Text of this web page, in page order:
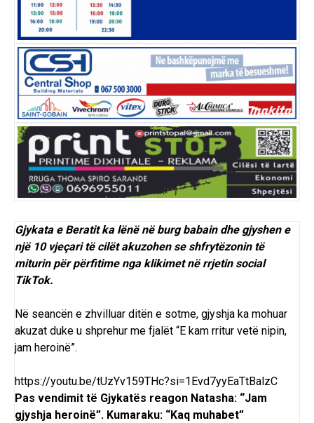
Gjykata e Beratit ka lënë në burg babain dhe gjyshen e
një 10 vjeçari të cilët akuzohen se shfrytëzonin të
miturin për përfitime nga klikimet në rrjetin social
TikTok.
Në seancën e zhvilluar ditën e sotme, gjyshja ka mohuar
akuzat duke u shprehur me fjalët “E kam rritur vetë nipin,
jam heroinë”.
https://youtu.be/tUzYv159THc?si=1Evd7yyEaTtBalzC
Pas vendimit të Gjykatës reagon Natasha: “Jam
gjyshja heroinë”. Kumaraku: “Kaq muhabet”